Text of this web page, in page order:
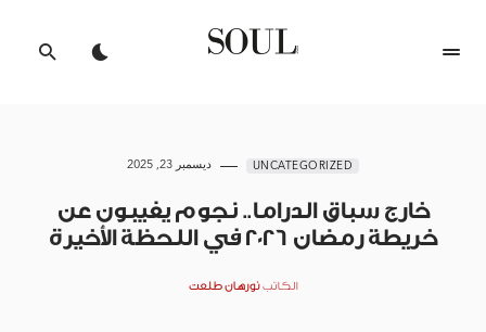
UNCATEGORIZED ديسمبر 23, 2025
خارج سباق الدراما.. نجوم يغيبون عن
خريطة رمضان 2026 في اللحظة الأخيرة
الكاتب نورهان طلعت